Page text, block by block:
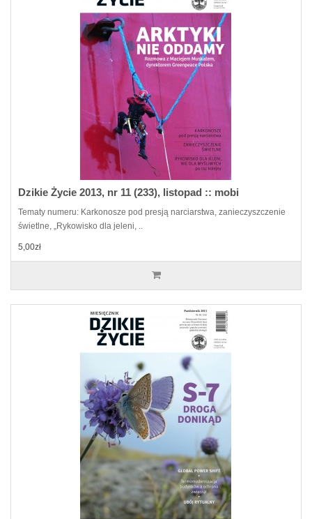
Dzikie Życie 2013, nr 11 (233), listopad :: mobi
Tematy numeru: Karkonosze pod presją narciarstwa, zanieczyszczenie
świetlne, „Rykowisko dla jeleni, ..
5,00zł